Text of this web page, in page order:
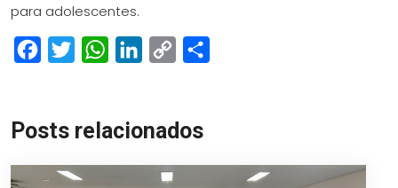
para adolescentes.
FacebookTwitterWhatsAppLinkedIn
Copy
Posts relacionados